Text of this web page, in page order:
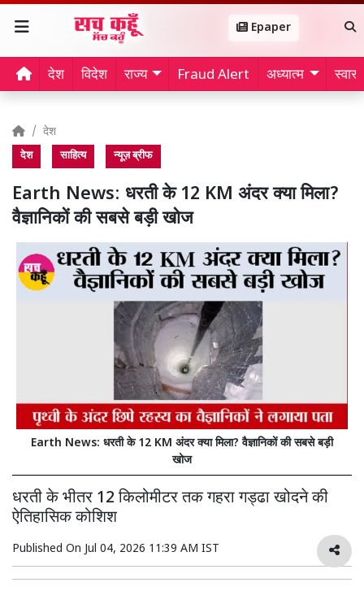
Epaper
देश विदेश राज्य Fraud Alert अध्यात्म
देश
देश साहित्य न्यूज़ ब्रीफ
Earth News: धरती के 12 KM अंदर क्या मिला?
वैज्ञानिकों की सबसे बड़ी खोज
Earth News: धरती के 12 KM अंदर क्या मिला? वैज्ञानिकों की सबसे बड़ी
खोज
धरती के भीतर 12 किलोमीटर तक गहरा गड्ढा खोदने की
ऐतिहासिक कोशिश
Published On Jul 04, 2026 11:39 AM IST